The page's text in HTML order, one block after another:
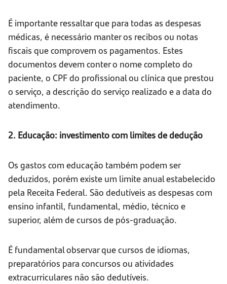
É importante ressaltar que para todas as despesas
médicas, é necessário manter os recibos ou notas
fiscais que comprovem os pagamentos. Estes
documentos devem conter o nome completo do
paciente, o CPF do profissional ou clínica que prestou
o serviço, a descrição do serviço realizado e a data do
atendimento.
2. Educação: investimento com limites de dedução
Os gastos com educação também podem ser
deduzidos, porém existe um limite anual estabelecido
pela Receita Federal. São dedutíveis as despesas com
ensino infantil, fundamental, médio, técnico e
superior, além de cursos de pós-graduação.
É fundamental observar que cursos de idiomas,
preparatórios para concursos ou atividades
extracurriculares não são dedutíveis.